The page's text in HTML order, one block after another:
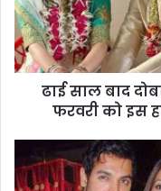
ढाई साल बाद
फरवरी को इस